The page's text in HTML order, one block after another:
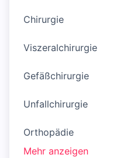
Chirurgie
Viszeralchirurgie
Gefäßchirurgie
Unfallchirurgie
Orthopädie
Mehr anzeigen